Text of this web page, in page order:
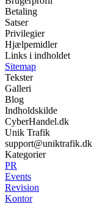
Betaling
Satser
Privilegier
Hjælpemidler
Links i indholdet
Sitemap
Tekster
Galleri
Blog
Indholdskilde
CyberHandel.dk
Unik Trafik
support@uniktrafik.dk
Kategorier
PR
Events
Revision
Kontor